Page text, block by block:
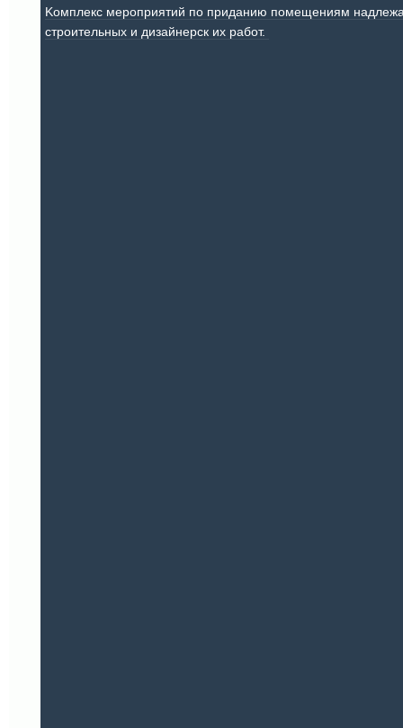
Kомплекс мероприятий по приданию помещениям
строительных и дизайнерск их работ.